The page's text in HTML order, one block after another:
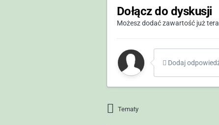
Dołącz do dyskusji
Możesz dodać zawartość już
Dodaj
Tematy